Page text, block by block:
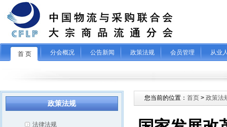
首 页 分会概况 公告新闻 政策法规 会员管理 从业
政策法规
法律法规
您当前的位置： 首页 > 政策法